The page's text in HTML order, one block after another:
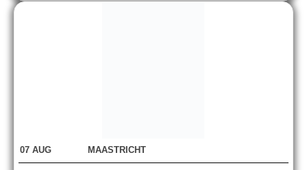
07 AUG MAASTRICHT